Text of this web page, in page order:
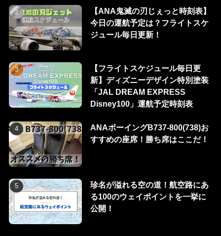
【ANA鬼滅の刃じぇっと時刻表】
今日の運航予定は？フライトスケ
ジュール毎日更新！
【フライトスケジュール毎日更
新】ディズニーデザイン特別塗装
「JAL DREAM EXPRESS
Disney100」運航予定時刻表
ANAボーイングB737-800(738)お
すすめの座席！勝ち席はここだ！
珍名が溢れる空の道！航空路にあ
る100のウェイポイントを一挙に
公開！